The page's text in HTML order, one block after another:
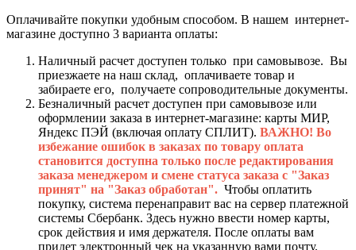
Оплачивайте покупки удобным способом. В нашем интернет-
магазине доступно 3 варианта оплаты:
Наличный расчет доступен только при самовывозе. Вы
приезжаете на наш склад, оплачиваете товар и
забираете его, получаете сопроводительные документы.
Безналичный расчет доступен при самовывозе или
оформлении заказа в интернет-магазине: карты МИР,
Яндекс ПЭЙ (включая оплату СПЛИТ). ВАЖНО! Во
избежание ошибок в заказах по товару оплата
становится доступна только после редактирования
заказа менеджером и смене статуса заказа с "Заказ
принят" на "Заказ обработан". Чтобы оплатить
покупку, система перенаправит вас на сервер платежной
системы Сбербанк. Здесь нужно ввести номер карты,
срок действия и имя держателя. После оплаты вам
придет электронный чек на указанную вами почту.